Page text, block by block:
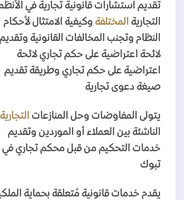
تقديم استشارات قانونية تجارية في
التجارية المختلفة وكيفية الامتثال لأحكام
النظام وتجنب المخالفات القانونية وتقديم
لائحة اعتراضية على حكم تجاري لائحة
اعتراضية على حكم تجاري وطريقة تقديم
صيغة دعوى تجارية
يتولى المفاوضات وحل المنازعات التجارية
الناشئة بين العملاء أو الموردين وتقديم
خدمات التحكيم من قبل محكم تجاري في
تبوك
يقدم خدمات قانونية مُتعلقة بحماية